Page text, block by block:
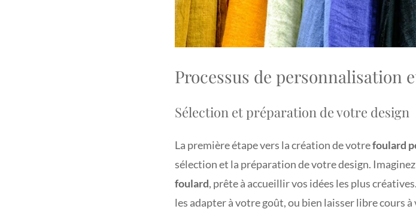
Processus de personnalisation
Sélection et préparation de votre design
La première étape vers la création de votrefoulard
sélection et la préparation de votre design.
foulard, prête à accueillir vos idées les plus
les adapter à votre goût, ou bien laisser libre cours